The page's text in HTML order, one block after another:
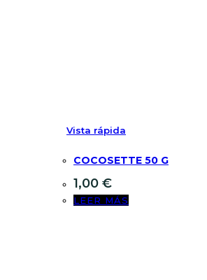
Vista rápida
COCOSETTE 50 G
1,00 €
LEER MÁS